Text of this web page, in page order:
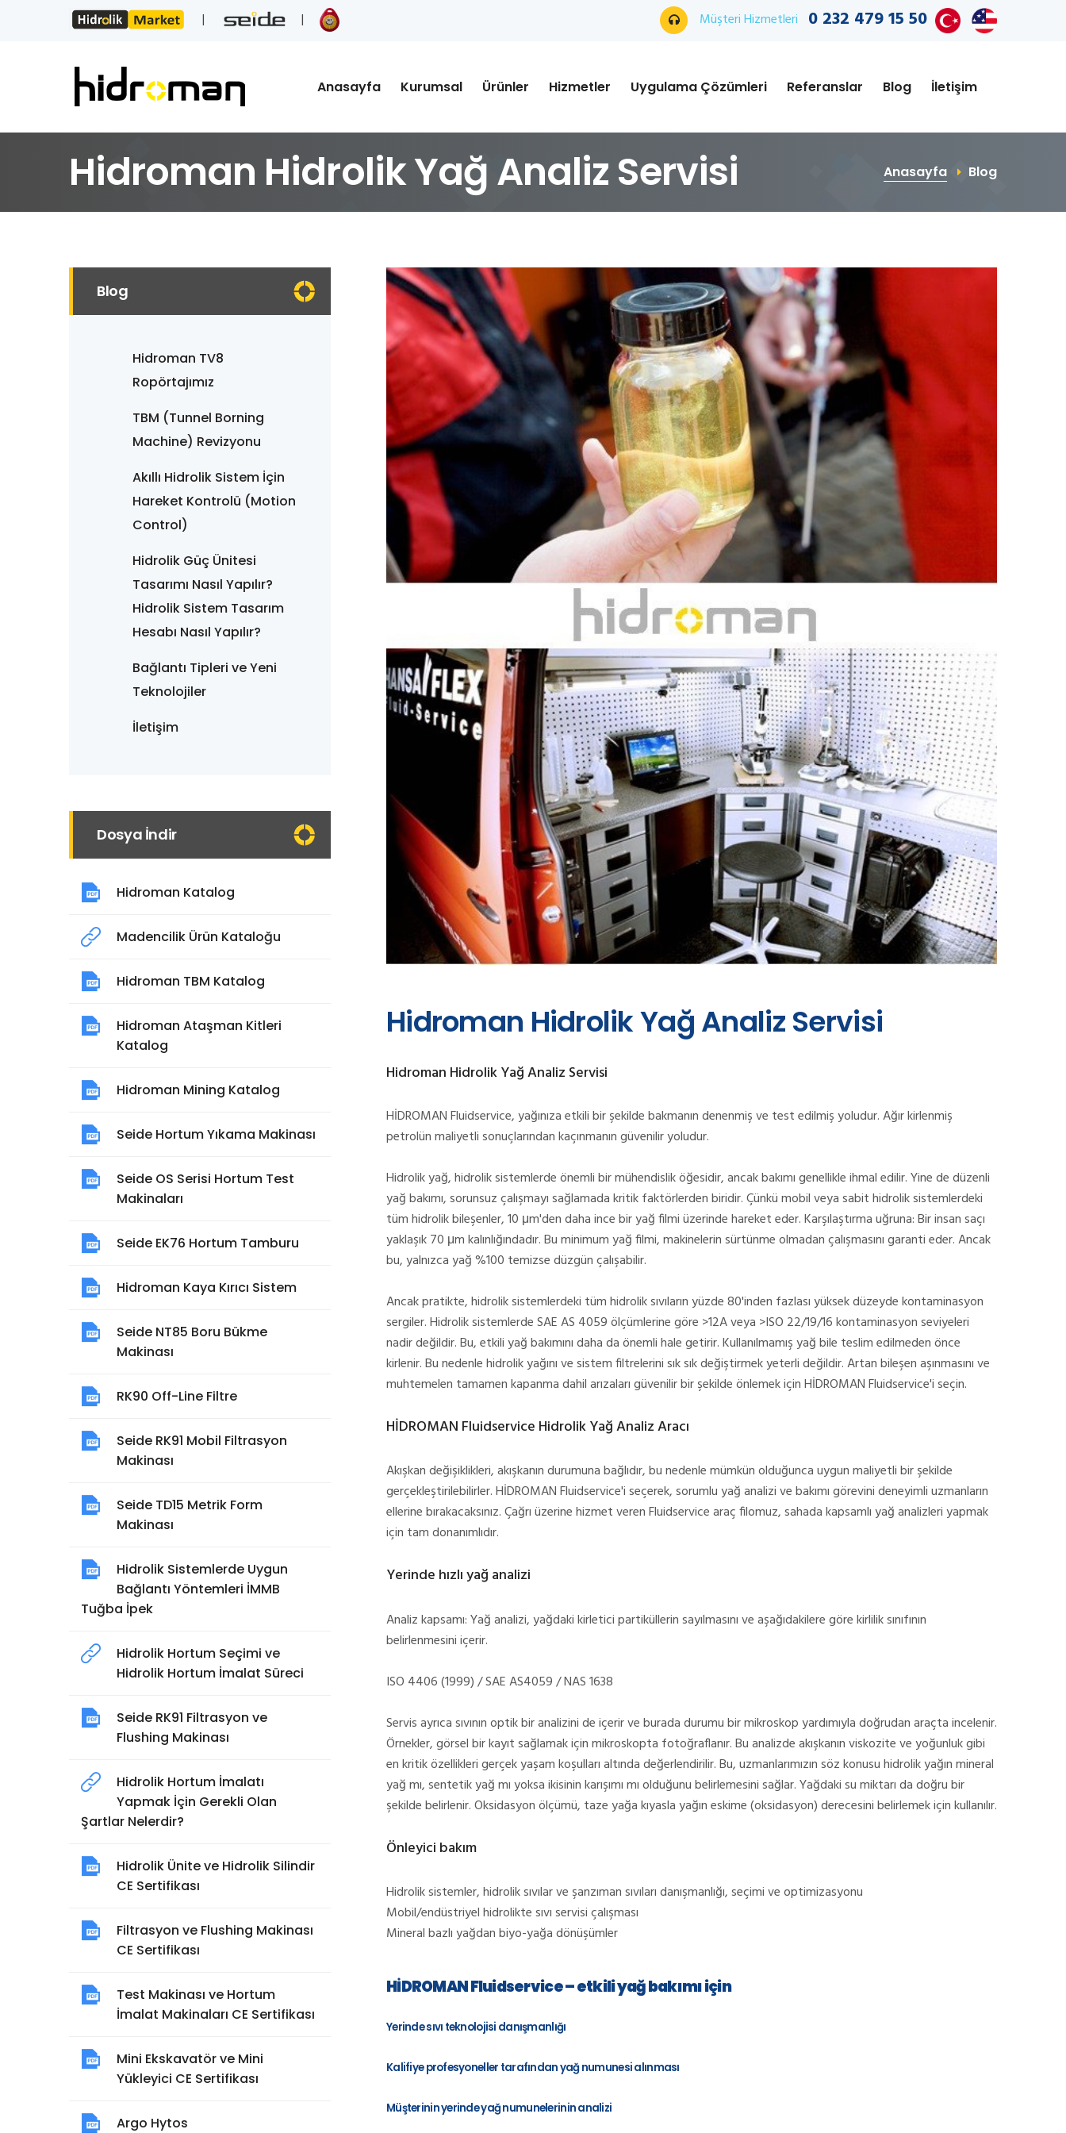
Müşteri Hizmetleri 0 232 479 15 50
Anasayfa Kurumsal Ürünler Hizmetler Uygulama Çözümleri Referanslar Blog İletişim
Hidroman Hidrolik Yağ Analiz Servisi Anasayfa Blog
Hidroman Hidrolik Yağ Analiz Servisi
Hidroman Hidrolik Yağ Analiz Servisi
HİDROMAN Fluidservice, yağınıza etkili bir şekilde bakmanın denenmiş ve test edilmiş yoludur. Ağır kirlenmiş
petrolün maliyetli sonuçlarından kaçınmanın güvenilir yoludur.
Hidrolik yağ, hidrolik sistemlerde önemli bir mühendislik öğesidir, ancak bakımı genellikle ihmal edilir. Yine de düzenli
yağ bakımı, sorunsuz çalışmayı sağlamada kritik faktörlerden biridir. Çünkü mobil veya sabit hidrolik sistemlerdeki
tüm hidrolik bileşenler, 10 μm'den daha ince bir yağ filmi üzerinde hareket eder. Karşılaştırma uğruna: Bir insan saçı
yaklaşık 70 μm kalınlığındadır. Bu minimum yağ filmi, makinelerin sürtünme olmadan çalışmasını garanti eder. Ancak
bu, yalnızca yağ %100 temizse düzgün çalışabilir.
Ancak pratikte, hidrolik sistemlerdeki tüm hidrolik sıvıların yüzde 80'inden fazlası yüksek düzeyde kontaminasyon
sergiler. Hidrolik sistemlerde SAE AS 4059 ölçümlerine göre >12A veya >ISO 22/19/16 kontaminasyon seviyeleri
nadir değildir. Bu, etkili yağ bakımını daha da önemli hale getirir. Kullanılmamış yağ bile teslim edilmeden önce
kirlenir. Bu nedenle hidrolik yağını ve sistem filtrelerini sık sık değiştirmek yeterli değildir. Artan bileşen aşınmasını ve
muhtemelen tamamen kapanma dahil arızaları güvenilir bir şekilde önlemek için HİDROMAN Fluidservice'i seçin.
HİDROMAN Fluidservice Hidrolik Yağ Analiz Aracı
Akışkan değişiklikleri, akışkanın durumuna bağlıdır, bu nedenle mümkün olduğunca uygun maliyetli bir şekilde
gerçekleştirilebilirler. HİDROMAN Fluidservice'i seçerek, sorumlu yağ analizi ve bakımı görevini deneyimli uzmanların
ellerine bırakacaksınız. Çağrı üzerine hizmet veren Fluidservice araç filomuz, sahada kapsamlı yağ analizleri yapmak
için tam donanımlıdır.
Yerinde hızlı yağ analizi
Analiz kapsamı: Yağ analizi, yağdaki kirletici partiküllerin sayılmasını ve aşağıdakilere göre kirlilik sınıfının
belirlenmesini içerir.
ISO 4406 (1999) / SAE AS4059 / NAS 1638
Servis ayrıca sıvının optik bir analizini de içerir ve burada durumu bir mikroskop yardımıyla doğrudan araçta incelenir.
Örnekler, görsel bir kayıt sağlamak için mikroskopta fotoğraflanır. Bu analizde akışkanın viskozite ve yoğunluk gibi
en kritik özellikleri gerçek yaşam koşulları altında değerlendirilir. Bu, uzmanlarımızın söz konusu hidrolik yağın mineral
yağ mı, sentetik yağ mı yoksa ikisinin karışımı mı olduğunu belirlemesini sağlar. Yağdaki su miktarı da doğru bir
şekilde belirlenir. Oksidasyon ölçümü, taze yağa kıyasla yağın eskime (oksidasyon) derecesini belirlemek için kullanılır.
Önleyici bakım
Hidrolik sistemler, hidrolik sıvılar ve şanzıman sıvıları danışmanlığı, seçimi ve optimizasyonu
Mobil/endüstriyel hidrolikte sıvı servisi çalışması
Mineral bazlı yağdan biyo-yağa dönüşümler
HİDROMAN Fluidservice – etkili yağ bakımı için
Yerinde sıvı teknolojisi danışmanlığı
Kalifiye profesyoneller tarafından yağ numunesi alınması
Müşterinin yerinde yağ numunelerinin analizi
Blog
Hidroman TV8
Ropörtajımız
TBM (Tunnel Borning
Machine) Revizyonu
Akıllı Hidrolik Sistem İçin
Hareket Kontrolü (Motion
Control)
Hidrolik Güç Ünitesi
Tasarımı Nasıl Yapılır?
Hidrolik Sistem Tasarım
Hesabı Nasıl Yapılır?
Bağlantı Tipleri ve Yeni
Teknolojiler
İletişim
Dosya İndir
Hidroman Katalog
Madencilik Ürün Kataloğu
Hidroman TBM Katalog
Hidroman Ataşman Kitleri
Katalog
Hidroman Mining Katalog
Seide Hortum Yıkama Makinası
Seide OS Serisi Hortum Test
Makinaları
Seide EK76 Hortum Tamburu
Hidroman Kaya Kırıcı Sistem
Seide NT85 Boru Bükme
Makinası
RK90 Off-Line Filtre
Seide RK91 Mobil Filtrasyon
Makinası
Seide TD15 Metrik Form
Makinası
Hidrolik Sistemlerde Uygun
Bağlantı Yöntemleri İMMB
Tuğba İpek
Hidrolik Hortum Seçimi ve
Hidrolik Hortum İmalat Süreci
Seide RK91 Filtrasyon ve
Flushing Makinası
Hidrolik Hortum İmalatı
Yapmak İçin Gerekli Olan
Şartlar Nelerdir?
Hidrolik Ünite ve Hidrolik Silindir
CE Sertifikası
Filtrasyon ve Flushing Makinası
CE Sertifikası
Test Makinası ve Hortum
İmalat Makinaları CE Sertifikası
Mini Ekskavatör ve Mini
Yükleyici CE Sertifikası
Argo Hytos